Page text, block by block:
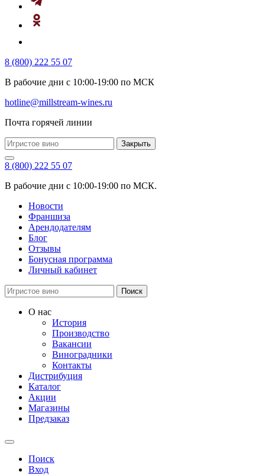
8 (800) 222 55 07
В рабочие дни с 10:00-19:00 по МСК
hotline@millstream-wines.ru
Почта горячей линии
Закрыть
8 (800) 222 55 07
В рабочие дни с 10:00-19:00 по МСК.
Новости
Франшиза
Арендодателям
Блог
Отзывы
Бонусная программа
Личный кабинет
Поиск
О нас
История
Производство
Вакансии
Виноградники
Контакты
Дистрибуция
Каталог
Акции
Магазины
Предзаказ
Поиск
Вход